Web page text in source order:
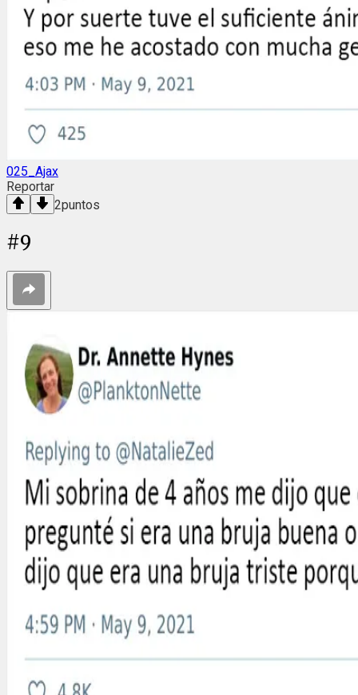
025_Ajax
Reportar
2puntos
#9